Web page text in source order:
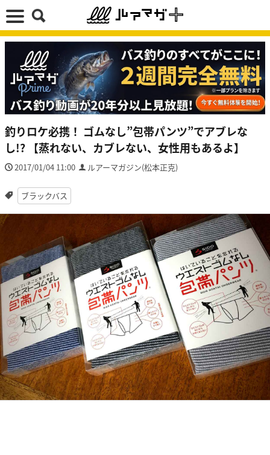
釣りロケ必携！ ゴムなし”包帯パンツ”でアブレな
し!? 【蒸れない、カブレない、女性用もあるよ】
2017/01/04 11:00 ルアーマガジン(松本正克)
ブラックバス